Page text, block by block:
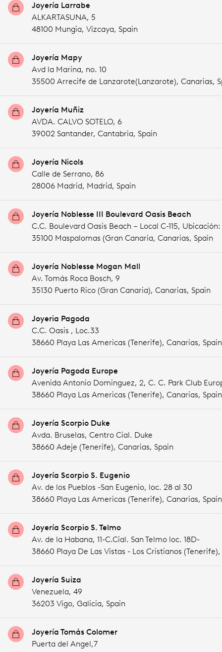
Joyería Larrabe
ALKARTASUNA, 5
48100 Mungia, Vizcaya, Spain
Joyería Mapy
Avd la Marina, no. 10
35500 Arrecife de Lanzarote(Lanzarote), Canarias,
Joyería Muñiz
AVDA. CALVO SOTELO, 6
39002 Santander, Cantabria, Spain
Joyería Nicols
Calle de Serrano, 86
28006 Madrid, Madrid, Spain
Joyería Noblesse III Boulevard Oasis Beach
C.C. Boulevard Oasis Beach – Local C-115,
35100 Maspalomas (Gran Canaria, Canarias, Spain
Joyería Noblesse Mogan Mall
Av. Tomás Roca Bosch, 9
35130 Puerto Rico (Gran Canaria), Canarias, Spain
Joyeria Pagoda
C.C. Oasis , Loc.33
38660 Playa Las Americas (Tenerife), Canarias, Spain
Joyería Pagoda Europe
Avenida Antonio Dominguez, 2, C. C. Park Club
38660 Playa Las Americas (Tenerife), Canarias, Spain
Joyería Scorpio Duke
Avda. Bruselas, Centro Cial. Duke
38660 Adeje (Tenerife), Canarias, Spain
Joyería Scorpio S. Eugenio
Av. de los Pueblos -San Eugenio, loc. 28 al 30
38660 Playa Las Americas (Tenerife), Canarias, Spain
Joyería Scorpio S. Telmo
Av. de la Habana, 11-C.Cial. San Telmo loc. 18D-
38660 Playa De Las Vistas - Los Cristianos (Tenerife),
Joyería Suiza
Venezuela, 49
36203 Vigo, Galicia, Spain
Joyería Tomás Colomer
Puerta del Angel,7